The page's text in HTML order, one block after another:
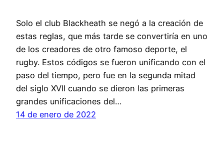
Solo el club Blackheath se negó a la creación de
estas reglas, que más tarde se convertiría en uno
de los creadores de otro famoso deporte, el
rugby. Estos códigos se fueron unificando con el
paso del tiempo, pero fue en la segunda mitad
del siglo XVII cuando se dieron las primeras
grandes unificaciones del…
14 de enero de 2022